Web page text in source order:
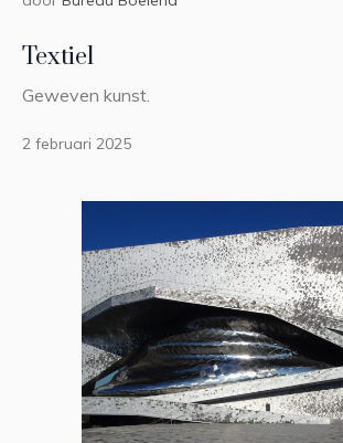
Textiel
Geweven kunst.
2 februari 2025